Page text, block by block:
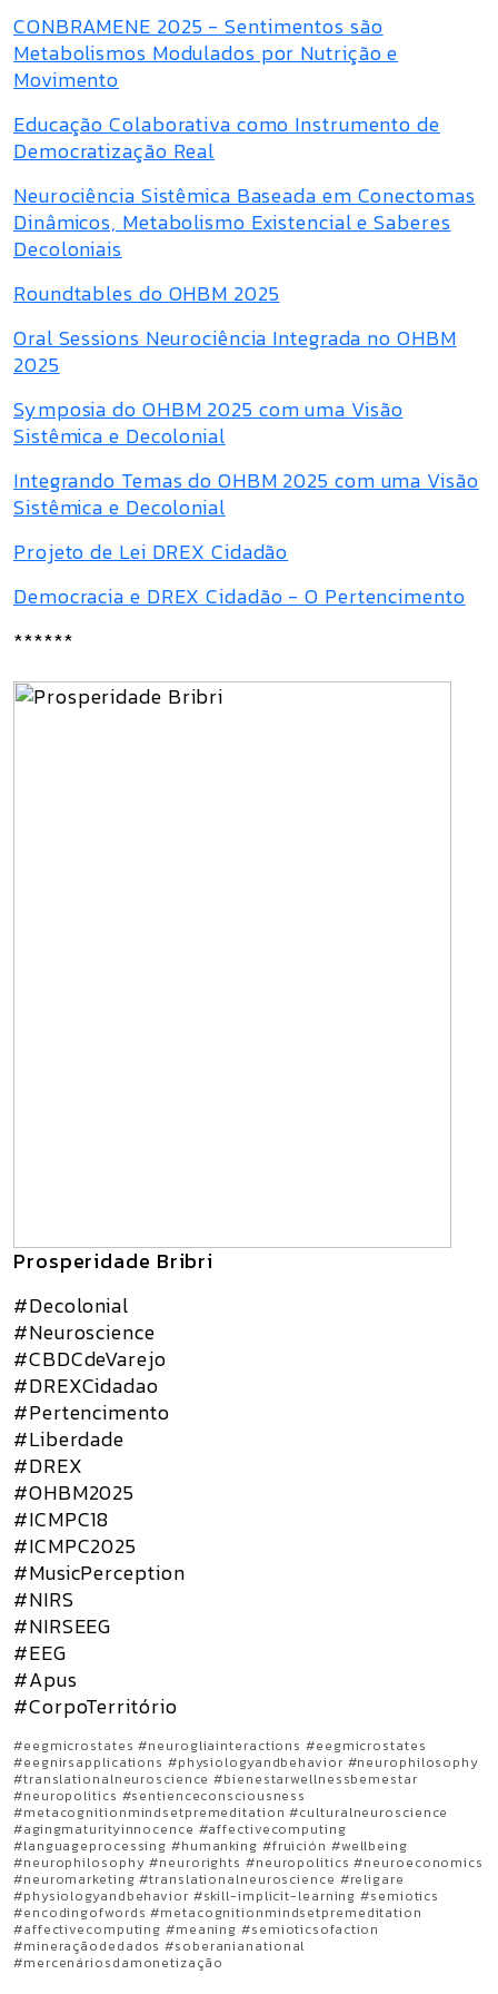
CONBRAMENE 2025 - Sentimentos são
Metabolismos Modulados por Nutrição e
Movimento
Educação Colaborativa como Instrumento de
Democratização Real
Neurociência Sistêmica Baseada em Conectomas
Dinâmicos, Metabolismo Existencial e Saberes
Decoloniais
Roundtables do OHBM 2025
Oral Sessions Neurociência Integrada no OHBM
2025
Symposia do OHBM 2025 com uma Visão
Sistêmica e Decolonial
Integrando Temas do OHBM 2025 com uma Visão
Sistêmica e Decolonial
Projeto de Lei DREX Cidadão
Democracia e DREX Cidadão - O Pertencimento
******
Prosperidade Bribri
#Decolonial
#Neuroscience
#CBDCdeVarejo
#DREXCidadao
#Pertencimento
#Liberdade
#DREX
#OHBM2025
#ICMPC18
#ICMPC2025
#MusicPerception
#NIRS
#NIRSEEG
#EEG
#Apus
#CorpoTerritório
#eegmicrostates #neurogliainteractions #eegmicrostates
#eegnirsapplications #physiologyandbehavior #neurophilosophy
#translationalneuroscience #bienestarwellnessbemestar
#neuropolitics #sentienceconsciousness
#metacognitionmindsetpremeditation #culturalneuroscience
#agingmaturityinnocence #affectivecomputing
#languageprocessing #humanking #fruición #wellbeing
#neurophilosophy #neurorights #neuropolitics #neuroeconomics
#neuromarketing #translationalneuroscience #religare
#physiologyandbehavior #skill-implicit-learning #semiotics
#encodingofwords #metacognitionmindsetpremeditation
#affectivecomputing #meaning #semioticsofaction
#mineraçãodedados #soberanianational
#mercenáriosdamonetização